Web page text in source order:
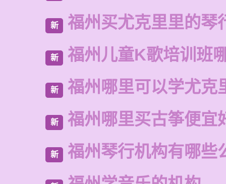
新 福州买尤克里里的琴
新 福州儿童K歌培训班
新 福州哪里可以学尤克
新 福州哪里买古筝便宜
新 福州琴行机构有哪些